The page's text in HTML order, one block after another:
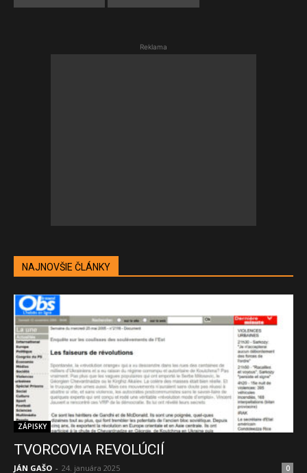
Reklama
NAJNOVŠIE ČLÁNKY
ZÁPISKY
TVORCOVIA REVOLÚCIÍ
JÁN GAŠO - 24. januára 2025 0